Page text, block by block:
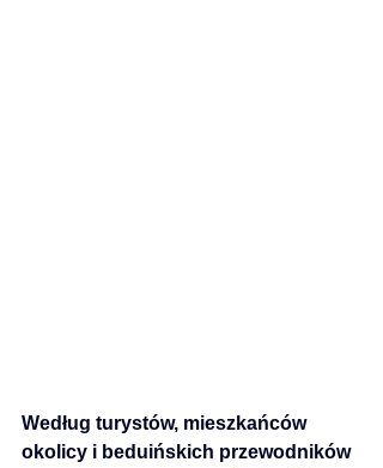
Według turystów, mieszkańców
okolicy i beduińskich przewodników